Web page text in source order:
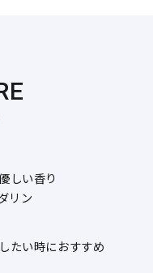
しい⾹り
リン
たい時におすすめ